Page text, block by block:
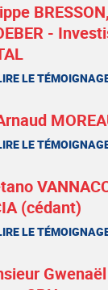
-
LE
LE
(cédant)
LE